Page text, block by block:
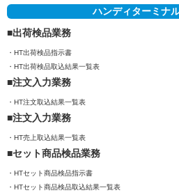
ハンディターミナ
出荷検品業務
HT出荷検品指示書
HT出荷検品取込結果一覧表
注文入力業務
HT注文取込結果一覧表
注文入力業務
HT売上取込結果一覧表
セット商品検品業務
HTセット商品検品指示書
HTセット商品検品取込結果一覧表